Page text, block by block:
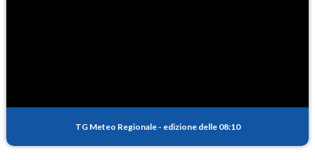
TG Meteo Regionale - edizione delle 08:10